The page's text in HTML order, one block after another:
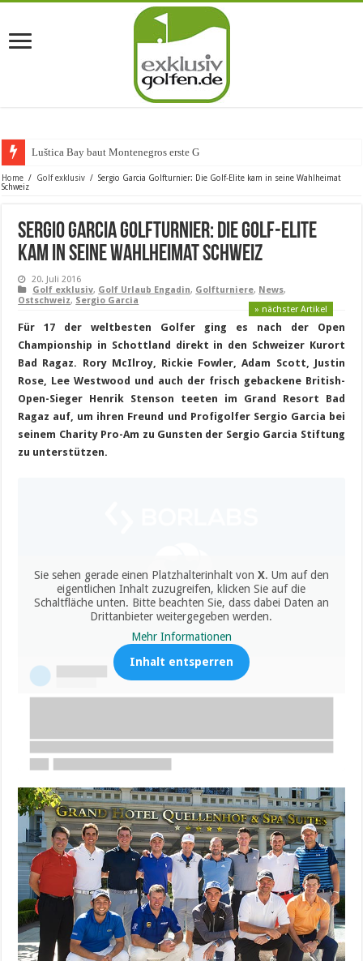
Luštica Bay baut Montenegros erste Golf-Communi
Home / Golf exklusiv / Sergio Garcia Golfturnier: Die Golf-Elite kam in seine Wahlheimat
Schweiz
Sergio Garcia Golfturnier: Die Golf-Elite
kam in seine Wahlheimat Schweiz
20. Juli 2016
Golf exklusiv, Golf Urlaub Engadin, Golfturniere, News,
Ostschweiz, Sergio Garcia
» nächster Artikel
Für 17 der weltbesten Golfer ging es nach der Open
Championship in Schottland direkt in den Schweizer Kurort
Bad Ragaz. Rory McIlroy, Rickie Fowler, Adam Scott, Justin
Rose, Lee Westwood und auch der frisch gebackene British-
Open-Sieger Henrik Stenson teeten im Grand Resort Bad
Ragaz auf, um ihren Freund und Profigolfer Sergio Garcia bei
seinem Charity Pro-Am zu Gunsten der Sergio Garcia Stiftung
zu unterstützen.
Sie sehen gerade einen Platzhalterinhalt von X. Um auf den
eigentlichen Inhalt zuzugreifen, klicken Sie auf die
Schaltfläche unten. Bitte beachten Sie, dass dabei Daten an
Drittanbieter weitergegeben werden.
Mehr Informationen
Inhalt entsperren